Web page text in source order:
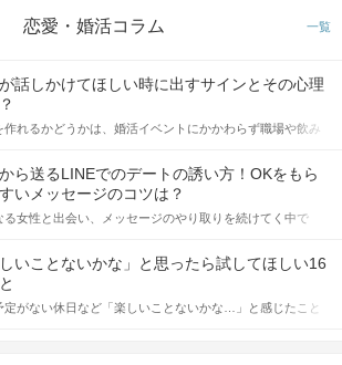
恋愛・婚活コラム 一覧
話しかけてほしい時に出すサインとその心理
作れるかどうかは、婚活イベントにかかわらず職場や飲み
ローチできるかにも左右されます。 これから恋人作りを本
始めようとしている方は、女性が異性を求めて出すサイン
かりと理解し、正しい行動に移せるかどうかが重要。 この
は、女性が話しかけて欲しい時に出すサインとその心理を
のような行動に繋げるべきかをご紹介していきます。
ら送るLINEでのデートの誘い方！OKをもら
いメッセージのコツは？
る女性と出会い、メッセージのやり取りを続けてく中で
、中には「どう誘ったらいいの？」とお困りの男性もいら
るのではないでしょうか。 そこで今回は、男性から女性へ
でのデートの誘い方のコツをご紹介します。例文も混じ
ら解説するので、ぜひ参考にしてください。
しいことないかな」と思ったら試してほしい16
定がない休日など「楽しいことないかな…」と感じたこと